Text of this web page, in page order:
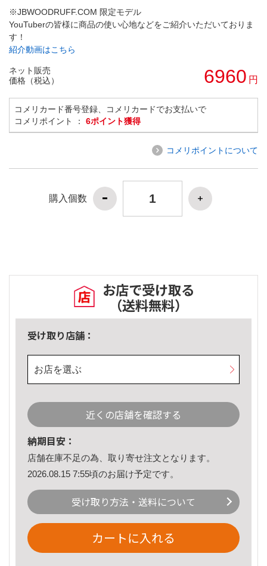
※JBWOODRUFF.COM 限定モデル
YouTuberの皆様に商品の使い心地などをご紹介いただいておりま
す！
紹介動画はこちら
ネット販売
価格（税込）
6960 円
コメリカード番号登録、コメリカードでお支払いで
コメリポイント ： 6ポイント獲得
コメリポイントについて
購入個数
お店で受け取る
（送料無料）
受け取り店舗：
お店を選ぶ
近くの店舗を確認する
納期目安：
店舗在庫不足の為、取り寄せ注文となります。
2026.08.15 7:55頃のお届け予定です。
受け取り方法・送料について
カートに入れる